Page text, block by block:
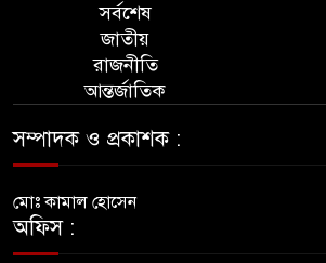
সর্বশেষ
জাতীয়
রাজনীতি
আন্তর্জাতিক
সম্পাদক ও প্রকাশক :
মোঃ কামাল হোসেন
অফিস :